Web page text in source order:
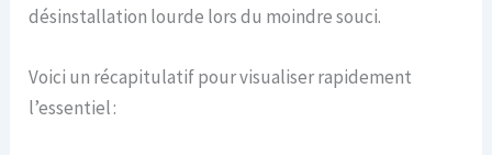
désinstallation lourde lors du moindre souci.
Voici un récapitulatif pour visualiser rapidement
l’essentiel :